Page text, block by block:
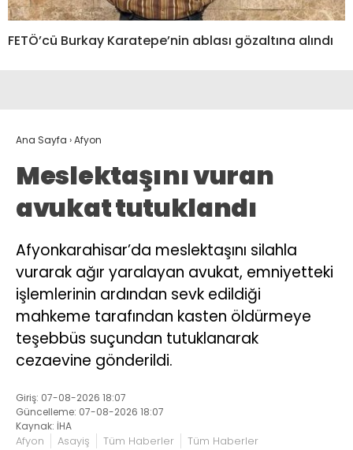
FETÖ’cü Burkay Karatepe’nin ablası gözaltına alındı
Ana Sayfa ›Afyon
Meslektaşını vuran
avukat tutuklandı
Afyonkarahisar’da meslektaşını silahla
vurarak ağır yaralayan avukat, emniyetteki
işlemlerinin ardından sevk edildiği
mahkeme tarafından kasten öldürmeye
teşebbüs suçundan tutuklanarak
cezaevine gönderildi.
Giriş: 07-08-2026 18:07
Güncelleme: 07-08-2026 18:07
Kaynak: İHA
Afyon Asayiş Tüm Haberler Tüm Haberler